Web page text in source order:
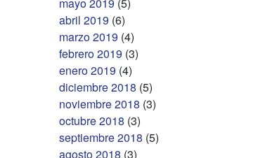
abril 2019 (6)
marzo 2019 (4)
febrero 2019 (3)
enero 2019 (4)
diciembre 2018 (5)
noviembre 2018 (3)
octubre 2018 (3)
septiembre 2018 (5)
agosto 2018 (3)